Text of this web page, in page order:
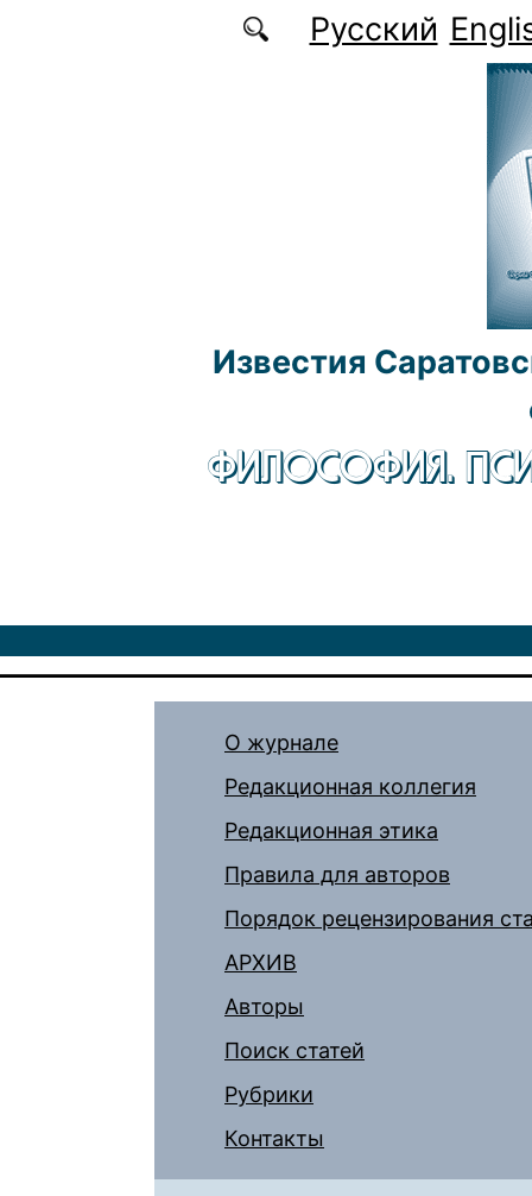
Перейти к основному содержаниюРусский
Известия
ФИЛОСОФИЯ.
О журнале
Редакционная коллегия
Редакционная этика
Правила для авторов
Порядок рецензирования
АРХИВ
Авторы
Поиск статей
Рубрики
Контакты